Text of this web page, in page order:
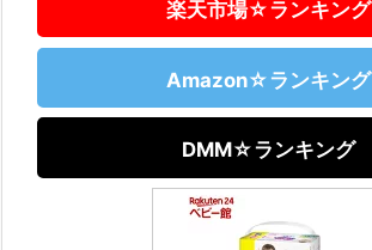
楽天市場☆ランキング
Amazon☆ランキング
DMM☆ランキング